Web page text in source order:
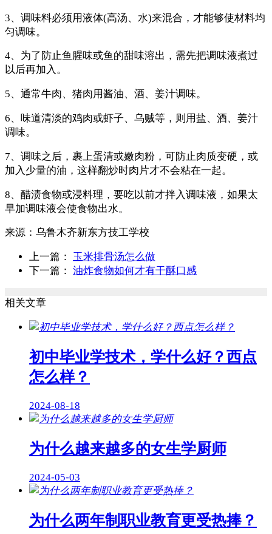
3、调味料必须用液体(高汤、水)来混合，才能够使材料均
匀调味。
4、为了防止鱼腥味或鱼的甜味溶出，需先把调味液煮过
以后再加入。
5、通常牛肉、猪肉用酱油、酒、姜汁调味。
6、味道清淡的鸡肉或虾子、乌贼等，则用盐、酒、姜汁
调味。
7、调味之后，裹上蛋清或嫩肉粉，可防止肉质变硬，或
加入少量的油，这样翻炒时肉片才不会粘在一起。
8、醋渍食物或浸料理，要吃以前才拌入调味液，如果太
早加调味液会使食物出水。
来源： 乌鲁木齐新东方技工学校
上一篇：
玉米排骨汤怎么做
下一篇： 油炸食物如何才有干酥口感
相关文章
初中毕业学技术，学什么好？西点
怎么样？
2024-08-18
为什么越来越多的女生学厨师
2024-05-03
为什么两年制职业教育更受热捧？